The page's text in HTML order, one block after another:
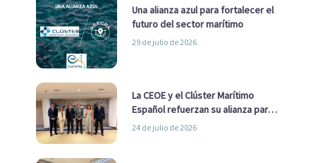
Una alianza azul para fortalecer el
futuro del sector marítimo
29 de julio de 2026
La CEOE y el Clúster Marítimo
Español refuerzan su alianza para
impulsar una estrategia Nacional
24 de julio de 2026